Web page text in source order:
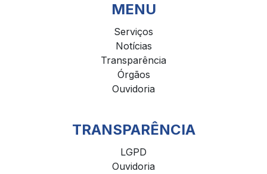
MENU
Serviços
Notícias
Transparência
Órgãos
Ouvidoria
TRANSPARÊNCIA
LGPD
Ouvidoria